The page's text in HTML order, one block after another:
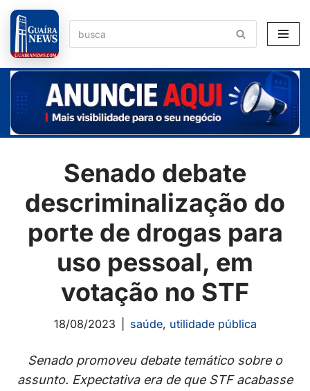
Pular
para
o
conteúdo
Senado debate
descriminalização do
porte de drogas para
uso pessoal, em
votação no STF
18/08/2023 saúde, utilidade pública
Senado promoveu debate temático sobre o
assunto. Expectativa era de que STF acabasse